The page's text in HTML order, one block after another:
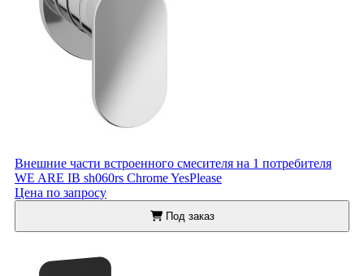
Внешние части встроенного смесителя на 1 потребителя
WE ARE IB sh060rs Chrome YesPlease
Цена по запросу
Под заказ